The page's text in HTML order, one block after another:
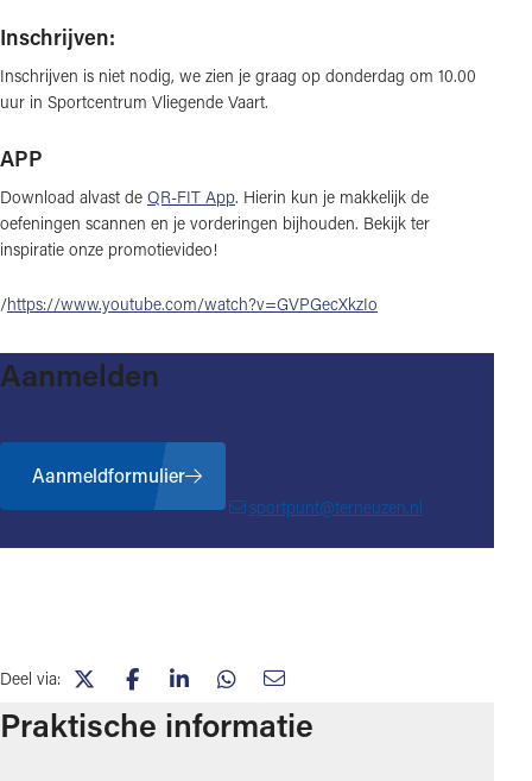
Inschrijven:
Inschrijven is niet nodig, we zien je graag op donderdag om 10.00
uur in Sportcentrum Vliegende Vaart.
APP
Download alvast de QR-FIT App. Hierin kun je makkelijk de
oefeningen scannen en je vorderingen bijhouden. Bekijk ter
inspiratie onze promotievideo!
/https://www.youtube.com/watch?v=GVPGecXkzIo
Aanmelden
Aanmeldformulier
sportpunt@terneuzen.nl
Deel via:
(opent in nieuw tabblad)
(opent in nieuw tabblad)
(opent in nieuw tabblad)
(opent in nieuw tabblad)
(opent in nieuw tabblad)
Praktische informatie